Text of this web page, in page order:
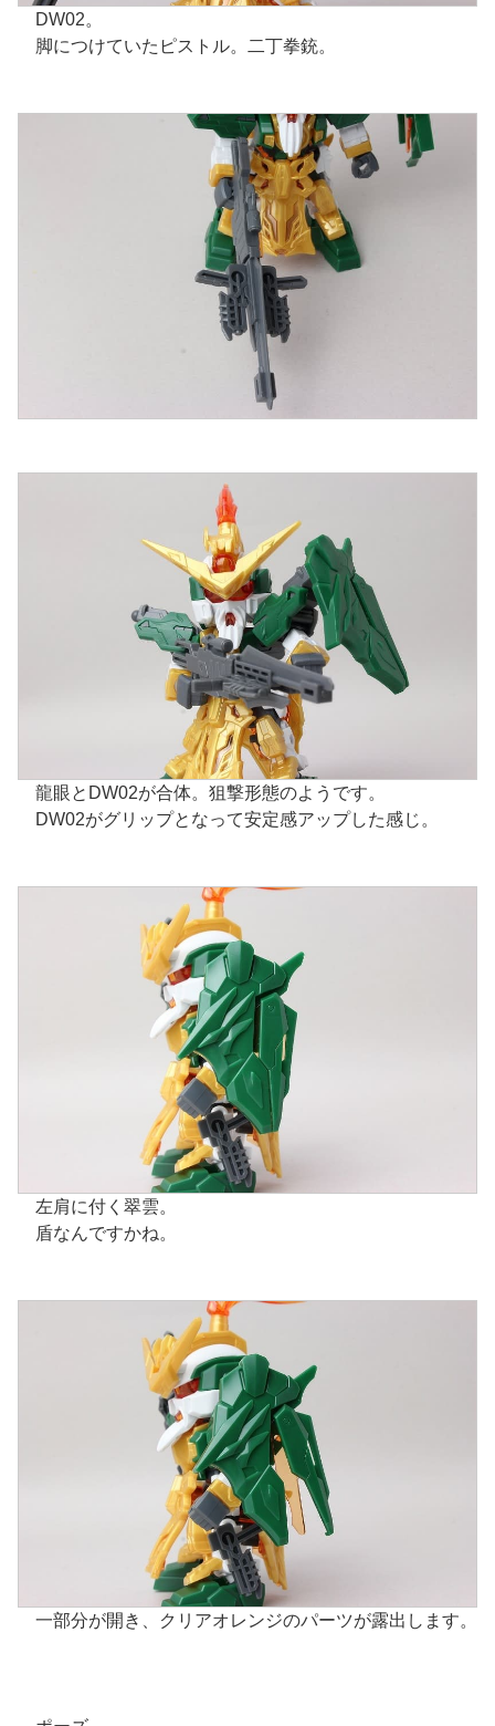
DW02。
脚につけていたピストル。二丁拳銃。
龍眼とDW02が合体。狙撃形態のようです。
DW02がグリップとなって安定感アップした感じ。
左肩に付く翠雲。
盾なんですかね。
一部分が開き、クリアオレンジのパーツが露出します。